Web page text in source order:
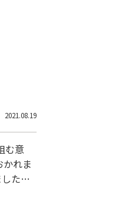
2021.08.19
む意
れま
た。